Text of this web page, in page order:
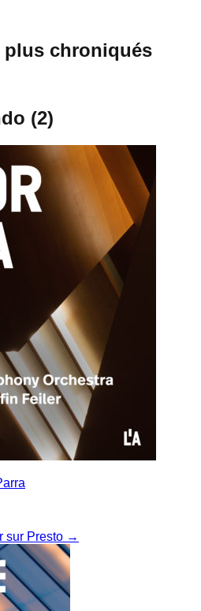
plus chroniqués
(2)
sur Presto →